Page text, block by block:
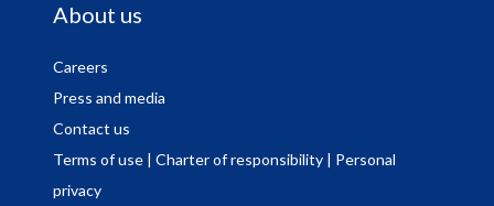
About us
Careers
Press and media
Contact us
Terms of use | Charter of responsibility | Personal
privacy